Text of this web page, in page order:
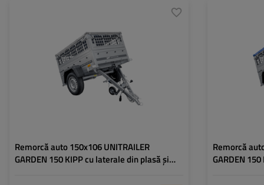
Remorcă auto 150x106 UNITRAILER
GARDEN 150 KIPP cu laterale din plasă și
750 kg
Lungimea compartimentului1475 mm
Lățimea spațiu util:
1063 mm
Tipul suspensiei:
1 osie fără frână de 750
Remorcă
GARDEN
Lungimea
Lățimea spațiu
Tipul suspensiei: